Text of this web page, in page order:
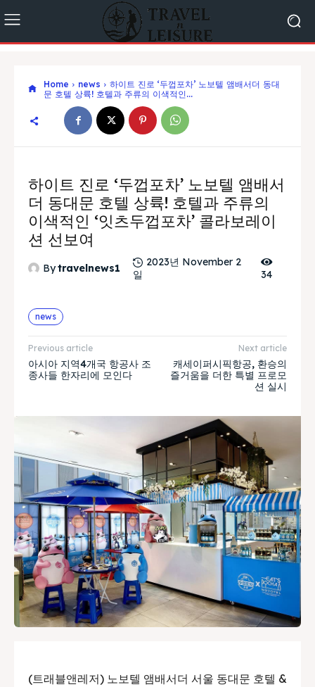
Home news
하이트 진로 ‘두껍포차’ 노보텔 앰배서더 동대
문 호텔 상륙! 호텔과 주류의 이색적인...
하이트 진로 ‘두껍포차’ 노보텔 앰배서
더 동대문 호텔 상륙! 호텔과 주류의
이색적인 ‘잇츠두껍포차’ 콜라보레이
션 선보여
Bytravelnews1
2023년 November 2
일
34
news
Previous article
아시아 지역4개국 항공사 조
종사들 한자리에 모인다
Next article
캐세이퍼시픽항공, 환승의
즐거움을 더한 특별 프로모
션 실시
(트래블앤레저) 노보텔 앰배서더 서울 동대문 호텔 &